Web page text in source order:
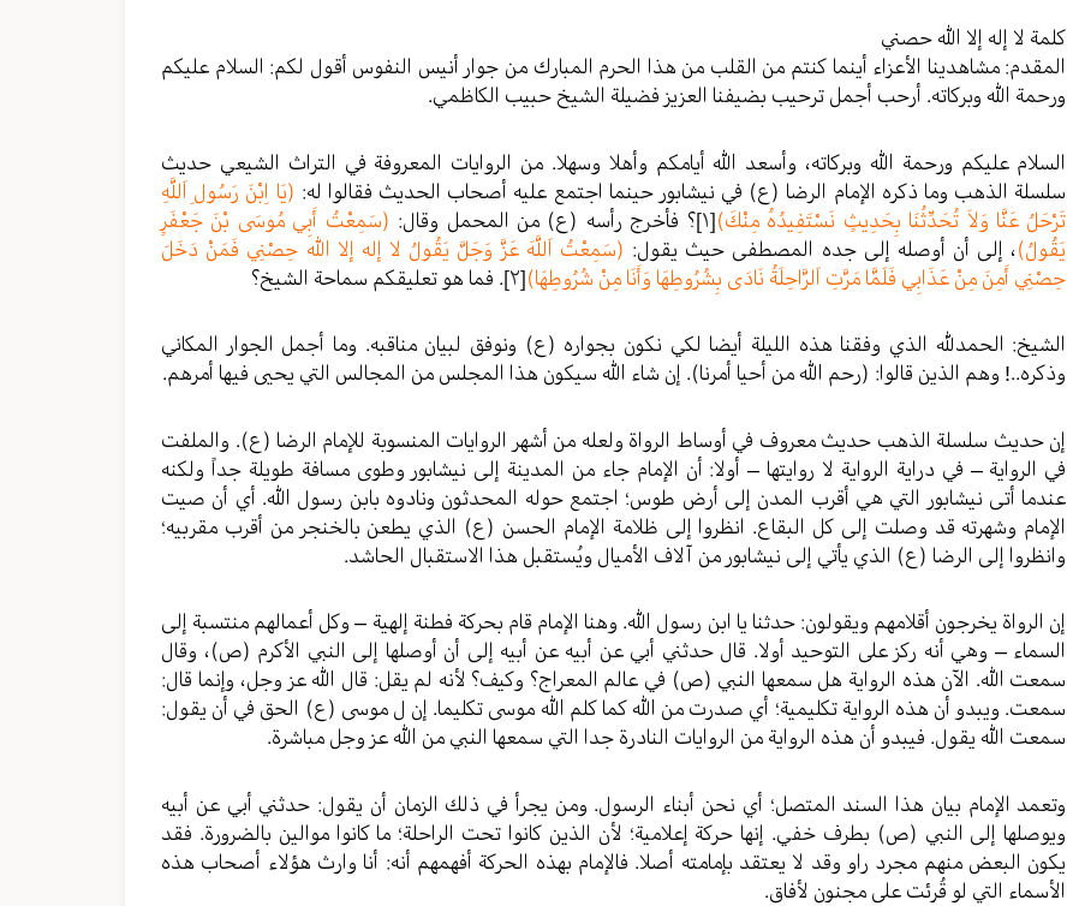
كلمة لا إله إلا الله حصني
المقدم: مشاهدينا الأعزاء أينما كنتم من القلب من هذا الحرم المبارك من جوار أنيس النفوس أقول لكم: السلام عليكم
ورحمة الله وبركاته. أرحب أجمل ترحيب بضيفنا العزيز فضيلة الشيخ حبيب الكاظمي.
السلام عليكم ورحمة الله وبركاته، وأسعد الله أيامكم وأهلا وسهلا. من الروايات المعروفة في التراث الشيعي حديث
سلسلة الذهب وما ذكره الإمام الرضا (ع) في نيشابور حينما اجتمع عليه أصحاب الحديث فقالوا له: (يَا اِبْنَ رَسُولِ اَللَّهِ
تَرْحَلُ عَنَّا وَلاَ تُحَدِّثُنَا بِحَدِيثٍ نَسْتَفِيدُهُ مِنْكَ)[١] ؟ فأخرج رأسه (ع) من المحمل وقال: (سَمِعْتُ أَبِي مُوسَى بْنَ جَعْفَرٍ
يَقُولُ)، إلى أن أوصله إلى جده المصطفى حيث يقول: (سَمِعْتُ اَللَّهَ عَزَّ وَجَلَّ يَقُولُ لا إله إلا الله حِصْنِي فَمَنْ دَخَلَ
حِصْنِي أَمِنَ مِنْ عَذَابِي فَلَمَّا مَرَّتِ اَلرَّاحِلَةُ نَادَى بِشُرُوطِهَا وَأَنَا مِنْ شُرُوطِهَا)[٢] . فما هو تعليقكم سماحة الشيخ؟
الشيخ: الحمدلله الذي وفقنا هذه الليلة أيضا لكي نكون بجواره (ع) ونوفق لبيان مناقبه. وما أجمل الجوار المكاني
وذكره..! وهم الذين قالوا: (رحم الله من أحيا أمرنا). إن شاء الله سيكون هذا المجلس من المجالس التي يحيى فيها أمرهم.
إن حديث سلسلة الذهب حديث معروف في أوساط الرواة ولعله من أشهر الروايات المنسوبة للإمام الرضا (ع). والملفت
في الرواية – في دراية الرواية لا روايتها – أولا: أن الإمام جاء من المدينة إلى نيشابور وطوى مسافة طويلة جداً ولكنه
عندما أتى نيشابور التي هي أقرب المدن إلى أرض طوس؛ اجتمع حوله المحدثون ونادوه بابن رسول الله. أي أن صيت
الإمام وشهرته قد وصلت إلى كل البقاع. انظروا إلى ظلامة الإمام الحسن (ع) الذي يطعن بالخنجر من أقرب مقربيه؛
وانظروا إلى الرضا (ع) الذي يأتي إلى نيشابور من آلاف الأميال ويُستقبل هذا الاستقبال الحاشد.
إن الرواة يخرجون أقلامهم ويقولون: حدثنا يا ابن رسول الله. وهنا الإمام قام بحركة فطنة إلهية – وكل أعمالهم منتسبة إلى
السماء – وهي أنه ركز على التوحيد أولا. قال حدثني أبي عن أبيه عن أبيه إلى أن أوصلها إلى النبي الأكرم (ص)، وقال
سمعت الله. الآن هذه الرواية هل سمعها النبي (ص) في عالم المعراج؟ وكيف؟ لأنه لم يقل: قال الله عز وجل، وإنما قال:
سمعت. ويبدو أن هذه الرواية تكليمية؛ أي صدرت من الله كما كلم الله موسى تكليما. إن ل موسى (ع) الحق في أن يقول:
سمعت الله يقول. فيبدو أن هذه الرواية من الروايات النادرة جدا التي سمعها النبي من الله عز وجل مباشرة.
وتعمد الإمام بيان هذا السند المتصل؛ أي نحن أبناء الرسول. ومن يجرأ في ذلك الزمان أن يقول: حدثني أبي عن أبيه
ويوصلها إلى النبي (ص) بطرف خفي. إنها حركة إعلامية؛ لأن الذين كانوا تحت الراحلة؛ ما كانوا موالين بالضرورة. فقد
يكون البعض منهم مجرد راو وقد لا يعتقد بإمامته أصلا. فالإمام بهذه الحركة أفهمهم أنه: أنا وارث هؤلاء أصحاب هذه
الأسماء التي لو قُرئت على مجنون لأفاق.